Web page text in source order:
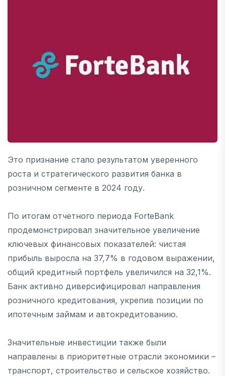
Это признание стало результатом уверенного
роста и стратегического развития банка в
розничном сегменте в 2024 году.
По итогам отчетного периода ForteBank
продемонстрировал значительное увеличение
ключевых финансовых показателей: чистая
прибыль выросла на 37,7% в годовом выражении,
общий кредитный портфель увеличился на 32,1%.
Банк активно диверсифицировал направления
розничного кредитования, укрепив позиции по
ипотечным займам и автокредитованию.
Значительные инвестиции также были
направлены в приоритетные отрасли экономики –
транспорт, строительство и сельское хозяйство.